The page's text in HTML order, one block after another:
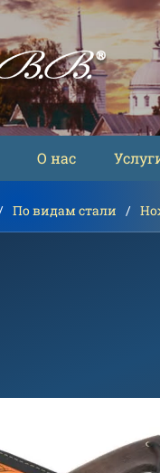
О нас
По видам стали